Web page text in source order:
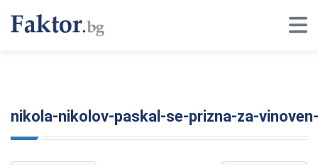
nikola-nikolov-paskal-se-prizna-za-